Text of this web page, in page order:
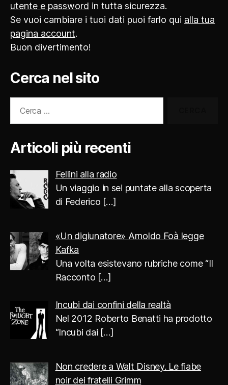
utente e password in tutta sicurezza.
Se vuoi cambiare i tuoi dati puoi farlo qui alla tua
pagina account.
Buon divertimento!
Cerca nel sito
Articoli più recenti
Fellini alla radio
Un viaggio in sei puntate alla scoperta
di Federico […]
«Un digiunatore» Arnoldo Foà legge
Kafka
Una volta esistevano rubriche come “Il
Racconto […]
Incubi dai confini della realtà
Nel 2012 Roberto Benatti ha prodotto
“Incubi dai […]
Non credere a Walt Disney. Le fiabe
noir dei fratelli Grimm